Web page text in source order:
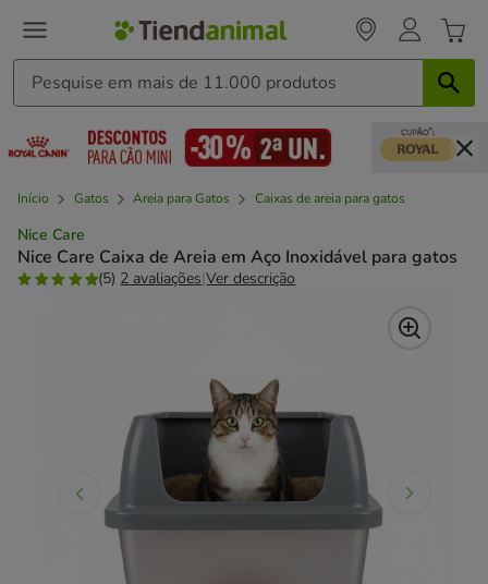
Início Gatos Areia para Gatos Caixas de areia para gatos
Nice Care
Nice Care Caixa de Areia em Aço Inoxidável para gatos
(5) 2 avaliações|Ver descrição